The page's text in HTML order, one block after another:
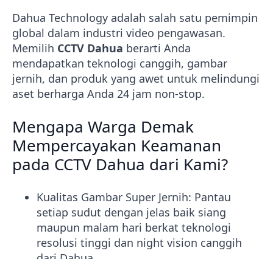
Dahua Technology adalah salah satu pemimpin
global dalam industri video pengawasan.
Memilih CCTV Dahua berarti Anda
mendapatkan teknologi canggih, gambar
jernih, dan produk yang awet untuk melindungi
aset berharga Anda 24 jam non-stop.
Mengapa Warga Demak
Mempercayakan Keamanan
pada CCTV Dahua dari Kami?
Kualitas Gambar Super Jernih: Pantau
setiap sudut dengan jelas baik siang
maupun malam hari berkat teknologi
resolusi tinggi dan night vision canggih